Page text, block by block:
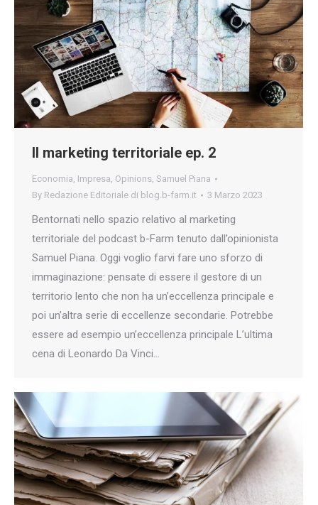
Il marketing territoriale ep. 2
Economia, Impresa, Opinions, Samuel Piana
By Redazione Editoriale di blog.b-farm.it 3 Marzo 2023
Bentornati nello spazio relativo al marketing
territoriale del podcast b-Farm tenuto dall’opinionista
Samuel Piana. Oggi voglio farvi fare uno sforzo di
immaginazione: pensate di essere il gestore di un
territorio lento che non ha un’eccellenza principale e
poi un’altra serie di eccellenze secondarie. Potrebbe
essere ad esempio un’eccellenza principale L’ultima
cena di Leonardo Da Vinci…